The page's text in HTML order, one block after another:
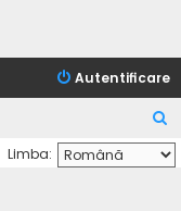
Autentificare
ă
u
Limba: